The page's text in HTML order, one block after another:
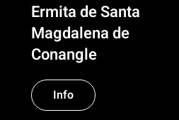
Ermita de Santa
Magdalena de
Conangle
Info